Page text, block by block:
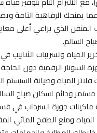
يمنحك الرفاهية التامة
الذي يراعي أعلى
وتسريبات الأنابيب في
السونار الرقمية دون الحاجة
المياه وصيانة السيستم
ودائم لسكان صباح السالم.
جورة السرداب في
ومنع الطفح المائي